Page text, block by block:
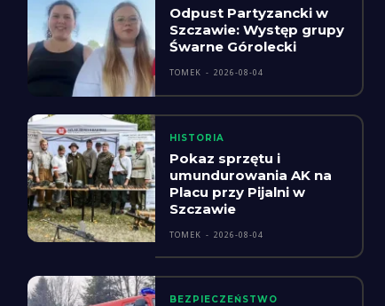
Odpust Partyzancki w
Szczawie: Występ grupy
Śwarne Górolecki
TOMEK - 2026-08-04
HISTORIA
Pokaz sprzętu i
umundurowania AK na
Placu przy Pijalni w
Szczawie
TOMEK - 2026-08-04
BEZPIECZEŃSTWO